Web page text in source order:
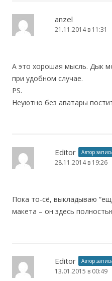
anzel
21.11.2014 в 11:31
А это хорошая мысль. Дык
при удобном случае.
PS.
Неуютно без аватары
Editor Автор
28.11.2014 в 19:26
Пока то-cё, выкладываю
макета – он здесь
Editor Автор
13.01.2015 в 00:49